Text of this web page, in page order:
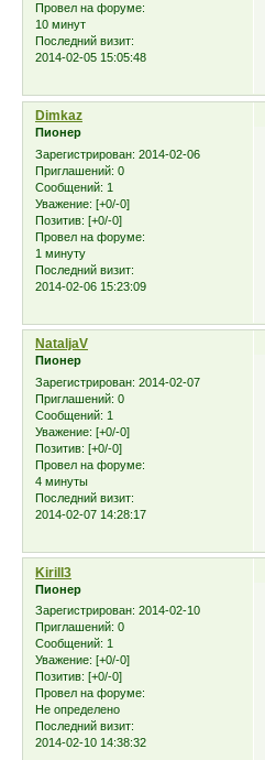
Провел на форуме:
10 минут
Последний визит:
2014-02-05 15:05:48
Dimkaz
Пионер
Зарегистрирован: 2014-02-06
Приглашений: 0
Сообщений: 1
Уважение: [+0/-0]
Позитив: [+0/-0]
Провел на форуме:
1 минуту
Последний визит:
2014-02-06 15:23:09
NataljaV
Пионер
Зарегистрирован: 2014-02-07
Приглашений: 0
Сообщений: 1
Уважение: [+0/-0]
Позитив: [+0/-0]
Провел на форуме:
4 минуты
Последний визит:
2014-02-07 14:28:17
Kirill3
Пионер
Зарегистрирован: 2014-02-10
Приглашений: 0
Сообщений: 1
Уважение: [+0/-0]
Позитив: [+0/-0]
Провел на форуме:
Не определено
Последний визит:
2014-02-10 14:38:32